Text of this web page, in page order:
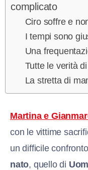
complicato
Ciro soffre e
I tempi sono
Una
Tutte le verità
La stretta di
Martina e
con le vittime
un difficile confronto
nato, quello di